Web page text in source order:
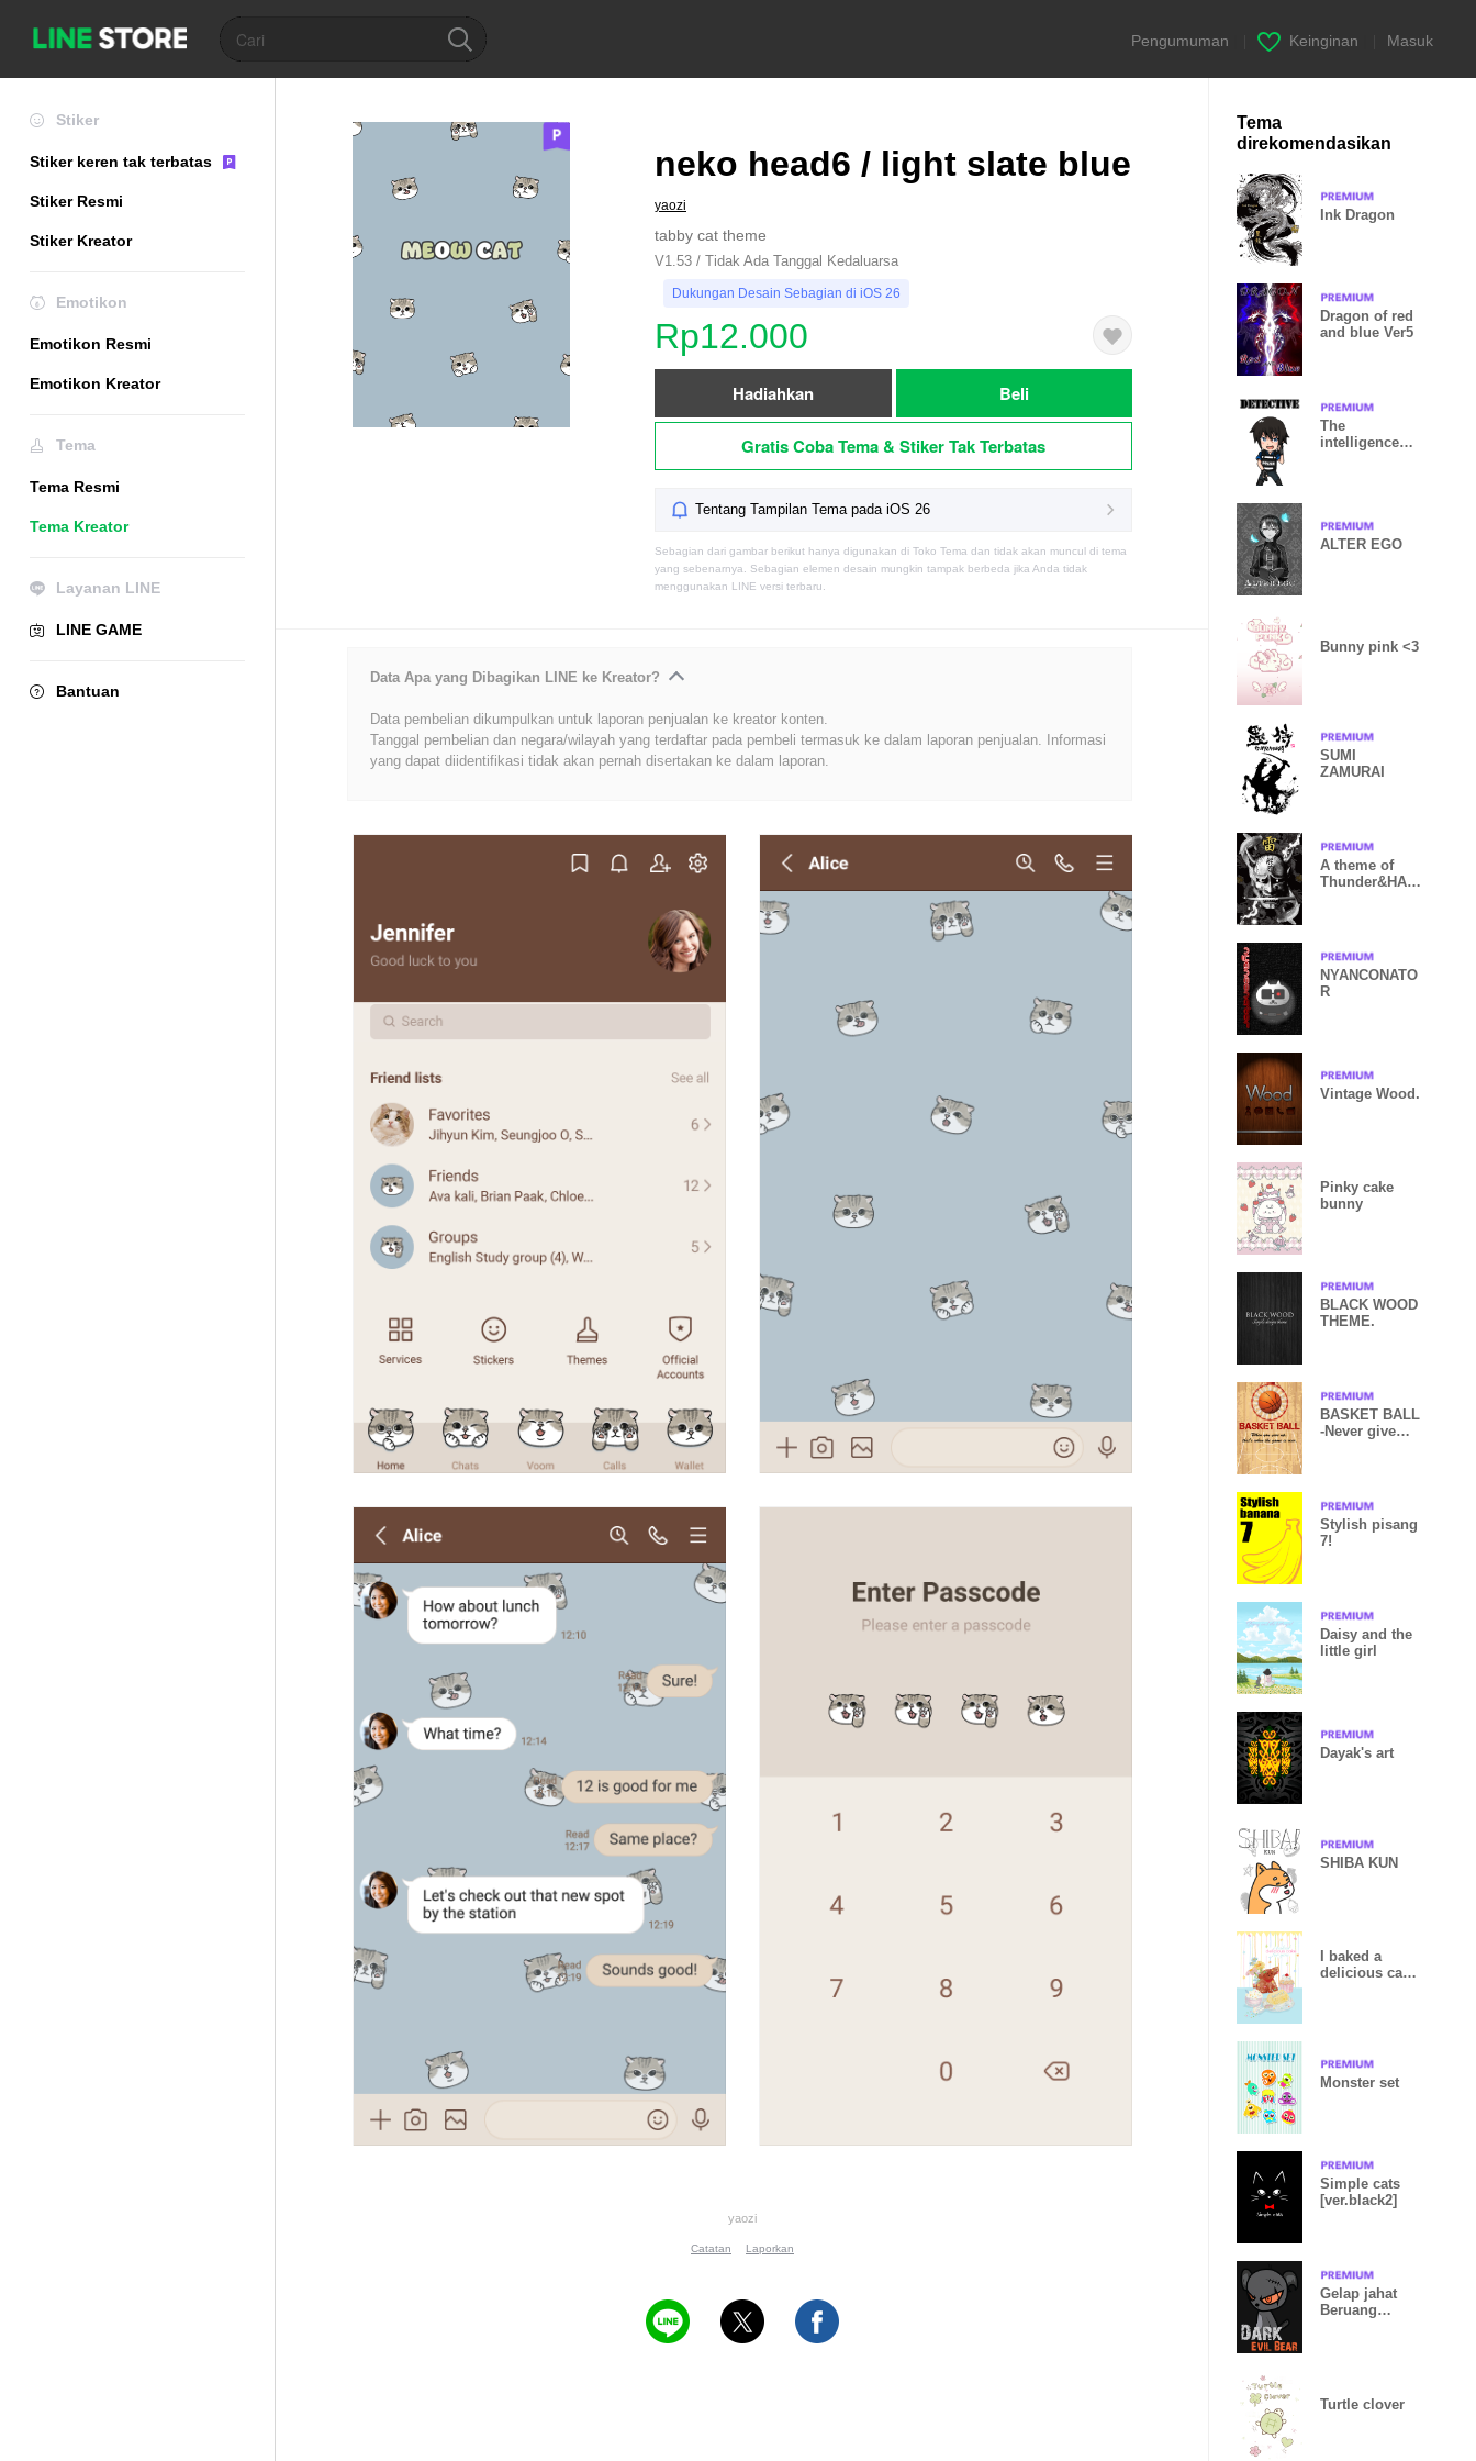
Pengumuman Keinginan Masuk
Stiker
Stiker keren tak terbatas
Stiker Resmi
Stiker Kreator
Emotikon
Emotikon Resmi
Emotikon Kreator
Tema
Tema Resmi
Tema Kreator
Layanan LINE
LINE GAME
Bantuan
neko head6 / light slate blue
yaozi
tabby cat theme
V1.53 / Tidak Ada Tanggal Kedaluarsa
Dukungan Desain Sebagian di iOS 26
Rp12.000
Hadiahkan Beli
Gratis Coba Tema & Stiker Tak Terbatas
Tentang Tampilan Tema pada iOS 26
Sebagian dari gambar berikut hanya digunakan di Toko Tema dan tidak akan muncul di tema
yang sebenarnya. Sebagian elemen desain mungkin tampak berbeda jika Anda tidak
menggunakan LINE versi terbaru.
Data Apa yang Dibagikan LINE ke Kreator?
Data pembelian dikumpulkan untuk laporan penjualan ke kreator konten.
Tanggal pembelian dan negara/wilayah yang terdaftar pada pembeli termasuk ke dalam laporan penjualan. Informasi
yang dapat diidentifikasi tidak akan pernah disertakan ke dalam laporan.
yaozi
Catatan Laporkan
Tema
direkomendasikan
Ink Dragon
Dragon of red
and blue Ver5
The
intelligence
ALTER EGO
Bunny pink <3
SUMI
ZAMURAI
A theme of
Thunder&HAN
NYANCONATO
R
Vintage Wood.
Pinky cake
bunny
BLACK WOOD
THEME.
BASKET BALL
-Never give
Stylish pisang
7!
Daisy and the
little girl
Dayak's art
SHIBA KUN
I baked a
delicious cake
Monster set
Simple cats
[ver.black2]
Gelap jahat
Beruang
Turtle clover